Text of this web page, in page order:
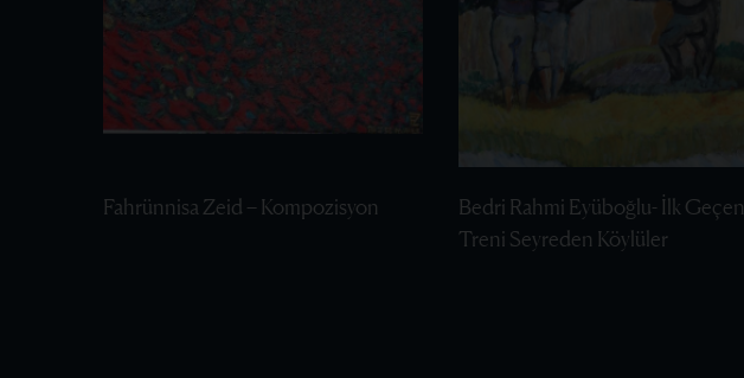
Fahrünnisa Zeid – Kompozisyon
Bedri Rahmi Eyüboğlu- İlk Geçen
Treni Seyreden Köylüler